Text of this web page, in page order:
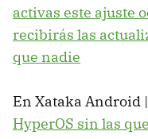
activas este ajuste
recibirás las
que nadie
En Xataka Android |
HyperOS sin las